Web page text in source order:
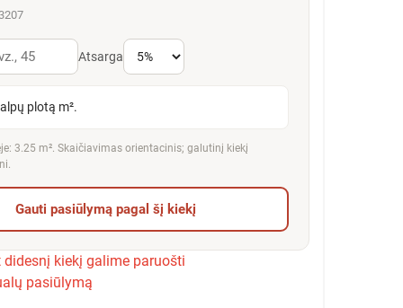
Atsarga
plotą m².
3.25 m². Skaičiavimas orientacinis; galutinį kiekį
Gauti pasiūlymą pagal šį kiekį
didesnį kiekį galime paruošti
pasiūlymą